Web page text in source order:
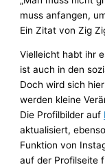
muss anfangen,
Ein Zitat von Zig
Vielleicht habt ihr
ist auch in den
Doch wird sich
werden kleine
Die Profilbilder auf
aktualisiert,
Funktion von
auf der Profilseite